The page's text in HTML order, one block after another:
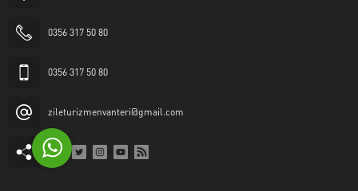
0356 317 50 80
0356 317 50 80
zileturizmenvanteri@gmail.com